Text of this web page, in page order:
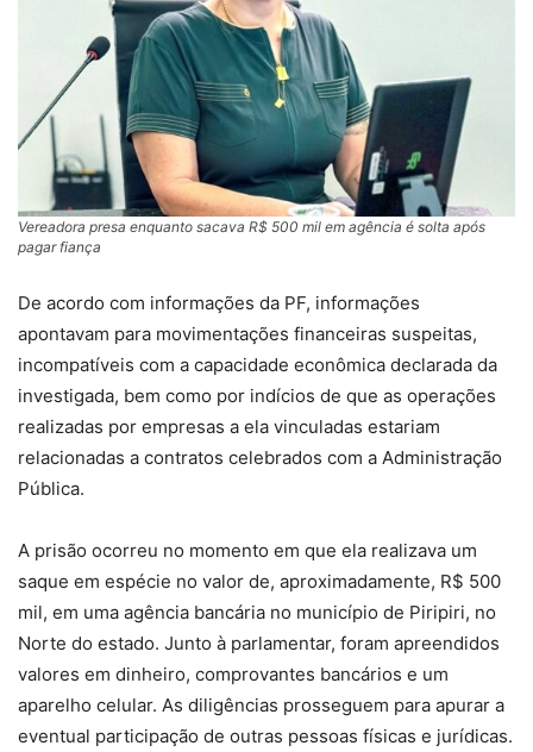
Vereadora presa enquanto sacava R$ 500 mil em agência é solta após
pagar fiança
De acordo com informações da PF, informações
apontavam para movimentações financeiras suspeitas,
incompatíveis com a capacidade econômica declarada da
investigada, bem como por indícios de que as operações
realizadas por empresas a ela vinculadas estariam
relacionadas a contratos celebrados com a Administração
Pública.
A prisão ocorreu no momento em que ela realizava um
saque em espécie no valor de, aproximadamente, R$ 500
mil, em uma agência bancária no município de Piripiri, no
Norte do estado. Junto à parlamentar, foram apreendidos
valores em dinheiro, comprovantes bancários e um
aparelho celular. As diligências prosseguem para apurar a
eventual participação de outras pessoas físicas e jurídicas.